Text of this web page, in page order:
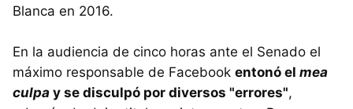
Blanca en 2016.
En la audiencia de cinco horas ante el Senado el
máximo responsable de Facebook entonó el mea
culpa y se disculpó por diversos "errores",